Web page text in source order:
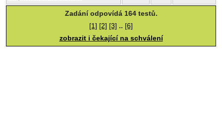
Zadání odpovídá 164 testů.
[1] [2] [3] .. [6]
zobrazit i čekající na schválení